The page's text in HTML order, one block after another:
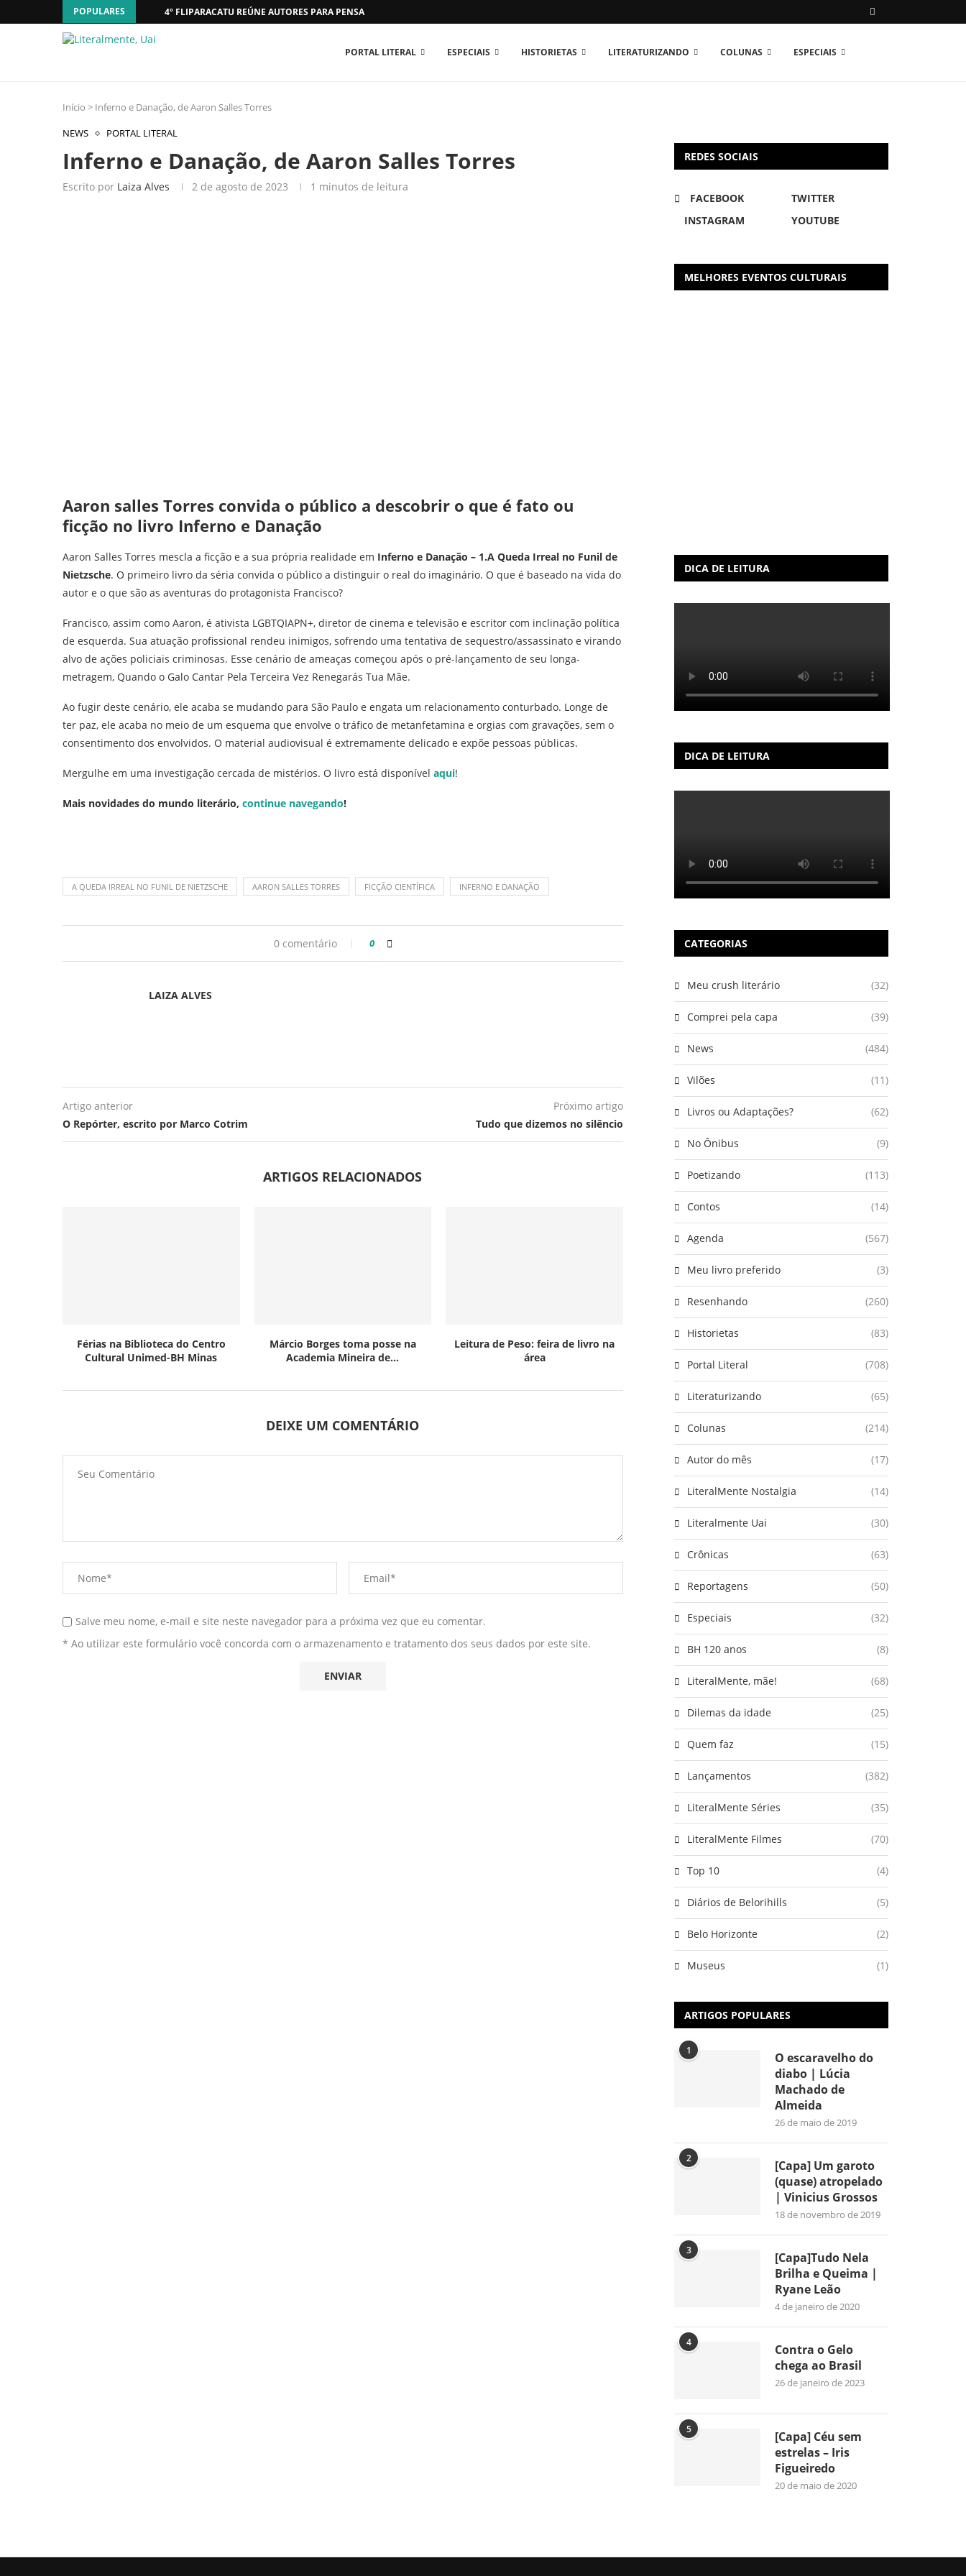
POPULARES 4º FLIPARACATU REÚNE AUTORES PARA PENSAR O MUNDO...
PORTAL LITERAL ESPECIAIS HISTORIETAS LITERATURIZANDO COLUNAS ESPECIAIS
Início > Inferno e Danação, de Aaron Salles Torres
NEWS
PORTAL LITERAL
Inferno e Danação, de Aaron Salles Torres
Escrito por Laiza Alves 2 de agosto de 2023 1 minutos de leitura
Aaron salles Torres convida o público a descobrir o que é fato ou
ficção no livro Inferno e Danação
Aaron Salles Torres mescla a ficção e a sua própria realidade em Inferno e Danação – 1.A Queda Irreal no Funil de
Nietzsche. O primeiro livro da séria convida o público a distinguir o real do imaginário. O que é baseado na vida do
autor e o que são as aventuras do protagonista Francisco?
Francisco, assim como Aaron, é ativista LGBTQIAPN+, diretor de cinema e televisão e escritor com inclinação política
de esquerda. Sua atuação profissional rendeu inimigos, sofrendo uma tentativa de sequestro/assassinato e virando
alvo de ações policiais criminosas. Esse cenário de ameaças começou após o pré-lançamento de seu longa-
metragem, Quando o Galo Cantar Pela Terceira Vez Renegarás Tua Mãe.
Ao fugir deste cenário, ele acaba se mudando para São Paulo e engata um relacionamento conturbado. Longe de
ter paz, ele acaba no meio de um esquema que envolve o tráfico de metanfetamina e orgias com gravações, sem o
consentimento dos envolvidos. O material audiovisual é extremamente delicado e expõe pessoas públicas.
Mergulhe em uma investigação cercada de mistérios. O livro está disponível aqui!
Mais novidades do mundo literário, continue navegando!
A QUEDA IRREAL NO FUNIL DE NIETZSCHE AARON SALLES TORRES FICÇÃO CIENTÍFICA INFERNO E DANAÇÃO
0 comentário 0
LAIZA ALVES
Artigo anterior
O Repórter, escrito por Marco Cotrim
Próximo artigo
Tudo que dizemos no silêncio
ARTIGOS RELACIONADOS
Férias na Biblioteca do Centro
Cultural Unimed-BH Minas
Márcio Borges toma posse na
Academia Mineira de...
Leitura de Peso: feira de livro na
área
DEIXE UM COMENTÁRIO
Salve meu nome, e-mail e site neste navegador para a próxima vez que eu comentar.
* Ao utilizar este formulário você concorda com o armazenamento e tratamento dos seus dados por este site.
REDES SOCIAIS
FACEBOOK
TWITTER
INSTAGRAM
YOUTUBE
MELHORES EVENTOS CULTURAIS
DICA DE LEITURA
DICA DE LEITURA
CATEGORIAS
Meu crush literário (32)
Comprei pela capa (39)
News (484)
Vilões (11)
Livros ou Adaptações? (62)
No Ônibus (9)
Poetizando (113)
Contos (14)
Agenda (567)
Meu livro preferido (3)
Resenhando (260)
Historietas (83)
Portal Literal (708)
Literaturizando (65)
Colunas (214)
Autor do mês (17)
LiteralMente Nostalgia (14)
Literalmente Uai (30)
Crônicas (63)
Reportagens (50)
Especiais (32)
BH 120 anos (8)
LiteralMente, mãe! (68)
Dilemas da idade (25)
Quem faz (15)
Lançamentos (382)
LiteralMente Séries (35)
LiteralMente Filmes (70)
Top 10 (4)
Diários de Belorihills (5)
Belo Horizonte (2)
Museus (1)
ARTIGOS POPULARES
1
O escaravelho do
diabo | Lúcia
Machado de
Almeida
26 de maio de 2019
2
[Capa] Um garoto
(quase) atropelado
| Vinicius Grossos
18 de novembro de 2019
3
[Capa]Tudo Nela
Brilha e Queima |
Ryane Leão
4 de janeiro de 2020
4
Contra o Gelo
chega ao Brasil
26 de janeiro de 2023
5
[Capa] Céu sem
estrelas – Iris
Figueiredo
20 de maio de 2020